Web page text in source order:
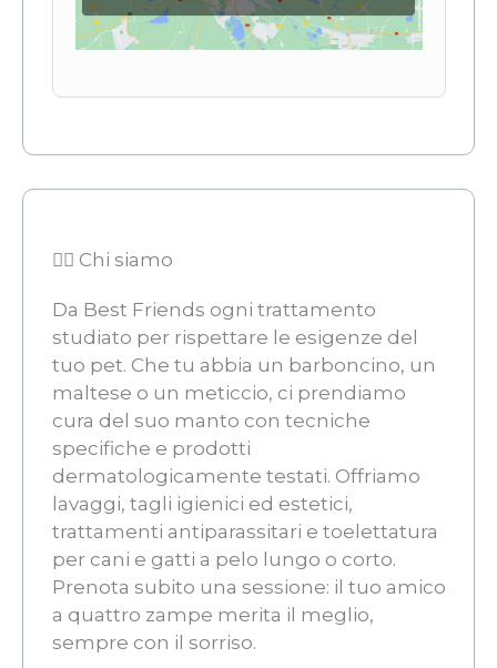
👨‍⚖️ Chi siamo
Da Best Friends ogni trattamento 
studiato per rispettare le esigenze del
tuo pet. Che tu abbia un barboncino, un
maltese o un meticcio, ci prendiamo
cura del suo manto con tecniche
specifiche e prodotti
dermatologicamente testati. Offriamo
lavaggi, tagli igienici ed estetici,
trattamenti antiparassitari e toelettatura
per cani e gatti a pelo lungo o corto.
Prenota subito una sessione: il tuo amico
a quattro zampe merita il meglio,
sempre con il sorriso.